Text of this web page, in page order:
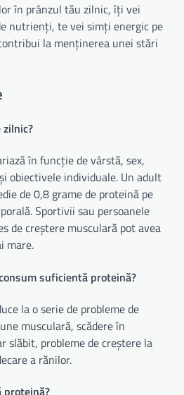
în prânzul tău zilnic, îți vei
nutrienți, te vei simți energic pe
la menținerea unei stări
în funcție de vârstă, sex,
obiectivele individuale. Un adult
de 0,8 grame de proteină pe
Sportivii sau persoanele
de creștere musculară pot avea
mare.
suficientă proteină?
la o serie de probleme de
musculară, scădere în
slăbit, probleme de creștere la
a rănilor.